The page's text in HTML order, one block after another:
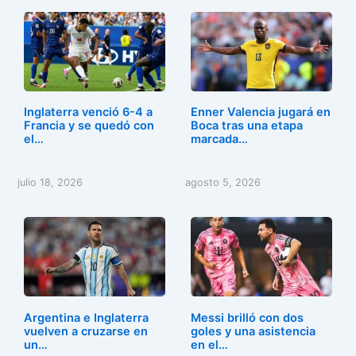
Inglaterra venció 6-4 a
Francia y se quedó con
el…
julio 18, 2026
Enner Valencia jugará en
Boca tras una etapa
marcada…
agosto 5, 2026
Argentina e Inglaterra
vuelven a cruzarse en
un…
Messi brilló con dos
goles y una asistencia
en el…